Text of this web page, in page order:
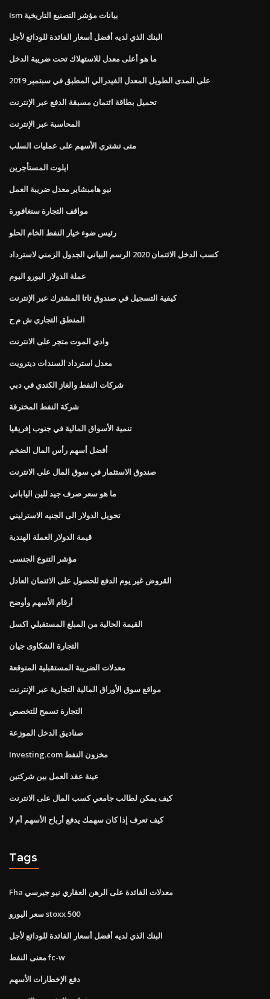
Ism بيانات مؤشر التصنيع التاريخية
البنك الذي لديه أفضل أسعار الفائدة للودائع لأجل
ما هو أعلى معدل للاستهلاك تحت ضريبة الدخل
على المدى الطويل المعدل الفيدرالي المطبق في سبتمبر 2019
تحميل بطاقة ائتمان مسبقة الدفع عبر الإنترنت
المحاسبة عبر الإنترنت
متى تشتري الأسهم على عمليات السلب
ايلوت المستأجرين
نيو هامبشاير معدل ضريبة العمل
مواقف التجارة سنغافورة
رئيس ضوء خيار النفط الخام الحلو
كسب الدخل الائتمان 2020 الرسم البياني الجدول الزمني لاسترداد
عملة الدولار اليورو اليوم
كيفية التسجيل في صندوق تاتا المشترك عبر الإنترنت
المنطق التجاري ش م ح
وادي الموت متجر على الانترنت
معدل استرداد السندات ديترويت
شركات النفط والغاز الكندي في دبي
شركة النفط المخترقة
تنمية الأسواق المالية في جنوب إفريقيا
أفضل أسهم رأس المال الضخم
صندوق الاستثمار في سوق المال على الانترنت
ما هو سعر صرف جيد للين الياباني
تحويل الدولار الى الجنيه الاسترليني
قيمة الدولار العملة الهندية
مؤشر التنوع الجنسى
القروض غير يوم الدفع للحصول على الائتمان العادل
أرقام الأسهم وأوضح
القيمة الحالية من المبلغ المستقبلي اكسل
التجارة الشكاوى جيان
معدلات الضريبة المستقبلية المتوقعة
مواقع سوق الأوراق المالية التجارية عبر الإنترنت
التجارة تسمح للتخصص
صناديق الدخل الموزعة
Investing.com مخزون النفط
عينة عقد العمل بين شركتين
كيف يمكن لطالب جامعي كسب المال على الانترنت
كيف تعرف إذا كان سهمك يدفع أرباح الأسهم أم لا
Tags
Fha معدلات الفائدة على الرهن العقاري نيو جيرسي
سعر اليورو stoxx 500
البنك الذي لديه أفضل أسعار الفائدة للودائع لأجل
معنى النفط fc-w
دفع الإخطارات الأسهم